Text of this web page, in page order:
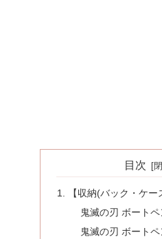
目次
【収納(バック・ケ
鬼滅の刃 ボートペ
鬼滅の刃 ボートペ